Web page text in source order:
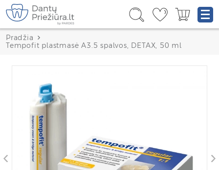
Pradžia
Tempofit plastmasė A3.5 spalvos, DETAX, 50 ml